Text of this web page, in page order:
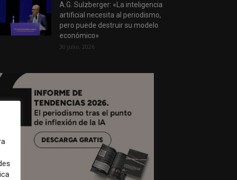
A.G. Sulzberger: «La inteligencia
artificial necesita al periodismo,
pero puede destruir su modelo
económico»
30 julio, 2026